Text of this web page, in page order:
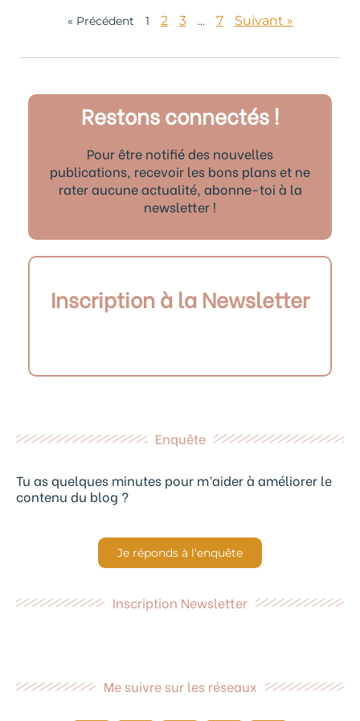
« Précédent 1 2 3 … 7 Suivant »
Restons connectés !
Pour être notifié des nouvelles
publications, recevoir les bons plans et ne
rater aucune actualité, abonne-toi à la
newsletter !
Inscription à la Newsletter
Enquête
Tu as quelques minutes pour m’aider à améliorer le
contenu du blog ?
Je réponds à l'enquête
Inscription Newsletter
Me suivre sur les réseaux